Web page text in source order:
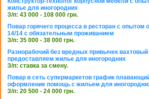
жилье для иногородних
З/п: 43 000 - 108 000 грн.
Повар горячего процесса в ресторан с опытом
14/14 с обязательным проживанием
З/п: 35 000 - 38 000 грн.
Разнорабочий без вредных привычек
предоставляем жилье для иногородних
З/п: ставка за смену.
Повар в сеть супермаркетов график
оформление помощь с жильем для
З/п: 20 500 - 24 000 грн.